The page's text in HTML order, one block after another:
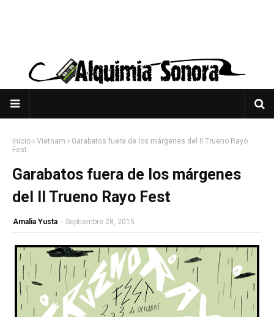
Inicio Vietnam
Garabatos fuera de los márgenes del II Trueno Rayo
Fest
Garabatos fuera de los márgenes
del II Trueno Rayo Fest
Amalia Yusta - Septiembre 28, 2015